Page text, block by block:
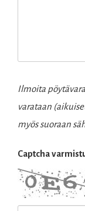
Ilmoita
varataan
myös suoraan
Captcha